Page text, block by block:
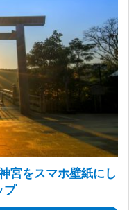
宮をスマホ壁紙にし
プ